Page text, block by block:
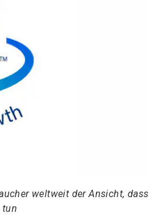
weltweit der Ansicht, dass
tun